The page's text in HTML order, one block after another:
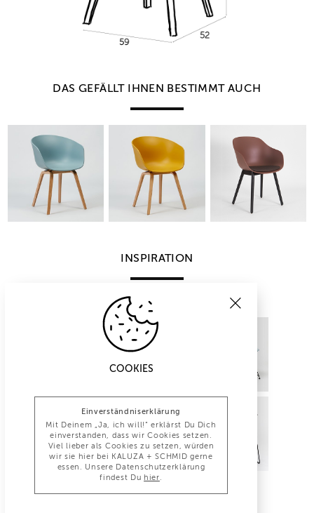
DAS GEFÄLLT IHNEN BESTIMMT AUCH
INSPIRATION
COOKIES
Einverständniserklärung
Mit Deinem „Ja, ich will!“ erklärst Du Dich
einverstanden, dass wir Cookies setzen.
Viel lieber als Cookies zu setzen, würden
wir sie hier bei KALUZA + SCHMID gerne
essen. Unsere Datenschutzerklärung
findest Du hier